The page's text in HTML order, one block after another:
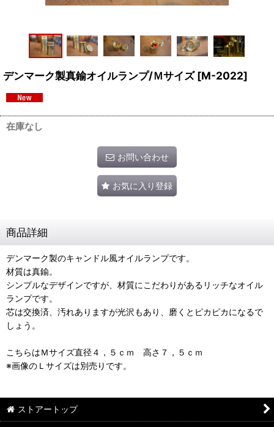
デンマーク製真鍮オイルランプ/Ｍサイズ [M-2022]
在庫なし
お問い合わせ
お気に入り登録
商品詳細
デンマーク製のキャンドル風オイルランプです。
材質は真鍮。
シンプルなデザインですが、材質にこだわりがあるリッチなオイル
ランプです。
芯は交換済、汚れありますが光沢もあり、磨くとピカピカになるで
しょう。
こちらはＭサイズ直径４，５ｃｍ 高さ７，５ｃｍ
※画像のＬサイズは別売りです。
ストアートップ